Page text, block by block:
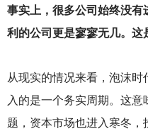
事实上，很多公司始终没有
利的公司更是寥寥无几。这
从现实的情况来看，泡沫时
入的是一个务实周期。这
题，资本市场也进入寒冬，